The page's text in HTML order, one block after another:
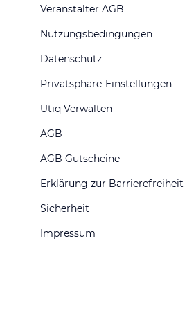
Veranstalter AGB
Nutzungsbedingungen
Datenschutz
Privatsphäre-Einstellungen
Utiq Verwalten
AGB
AGB Gutscheine
Erklärung zur Barrierefreiheit
Sicherheit
Impressum